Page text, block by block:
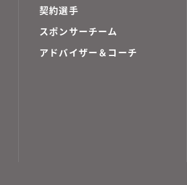
契約選手
スポンサーチーム
アドバイザー＆コーチ